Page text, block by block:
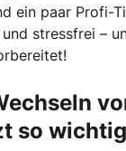
ein paar Profi-
stressfrei –
so